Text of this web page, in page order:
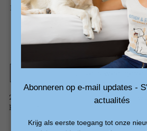
Home / Honden / Snuffelmatten
2
producten
Abonneren op e-mail updates -
actualités
Krijg als eerste toegang tot onze